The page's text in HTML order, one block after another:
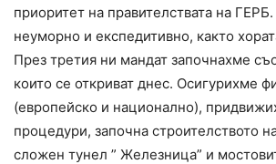
приоритет на правителствата на
неуморно и експедитивно, както
През третия ни мандат започнахме
които се откриват днес. Осигурихме
(европейско и национално),
процедури, започна строителството
сложен тунел ” Железница” и